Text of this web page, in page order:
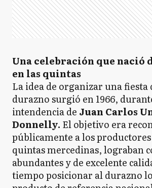
Una celebración que nació
en las quintas
La idea de organizar una fiesta
durazno surgió en 1966,
intendencia de Juan Carlos
Donnelly. El objetivo era
públicamente a los
quintas mercedinas, lograban
abundantes y de excelente
tiempo posicionar al durazno